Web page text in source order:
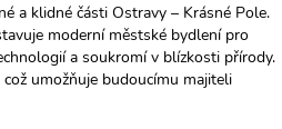
a klidné části Ostravy – Krásné Pole.
moderní městské bydlení pro
a soukromí v blízkosti přírody.
umožňuje budoucímu majiteli